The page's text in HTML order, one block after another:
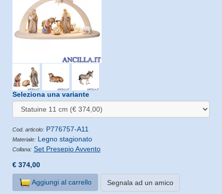
Seleziona una variante
Cod. articolo: P776757-A11
Materiale: Legno stagionato
Collana: Set Presepio Avvento
€ 374,00
Aggiungi al carrello Segnala ad un amico